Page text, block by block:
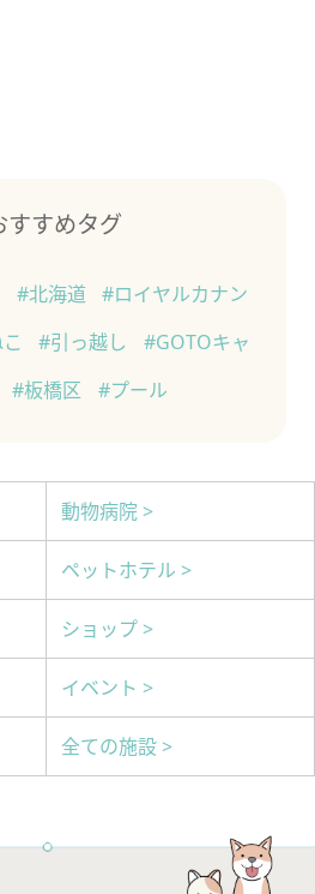
すすめタグ
#北海道
#ロイヤルカナン
#引っ越し
#GOTOキャ
#板橋区 #プール
動物病院 >
ペットホテル >
ショップ >
イベント >
全ての施設 >